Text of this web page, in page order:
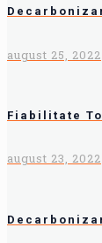
august 25, 2022
Fiabilitate
august 23, 2022